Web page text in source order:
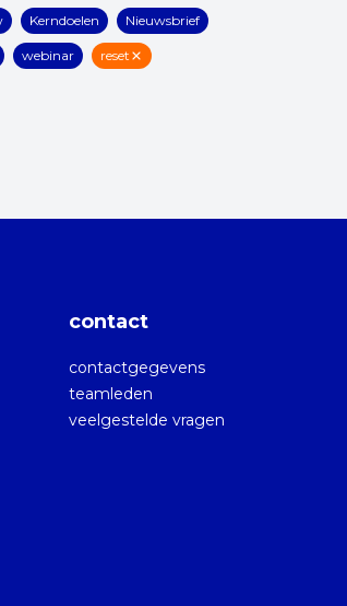
Kerndoelen Nieuwsbrief
webinar reset
contact
contactgegevens
teamleden
veelgestelde vragen